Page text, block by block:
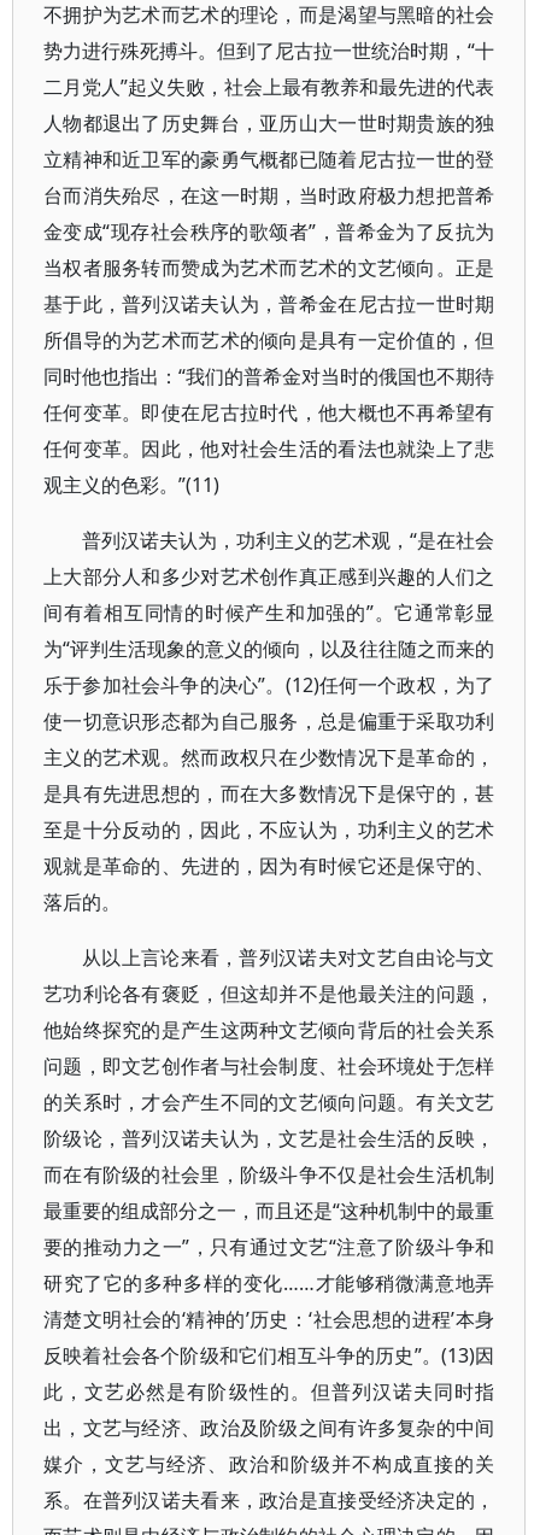
不拥护为艺术而艺术的理论，而是渴望与黑暗的社会
势力进行殊死搏斗。但到了尼古拉一世统治时期，“十
二月党人”起义失败，社会上最有教养和最先进的代表
人物都退出了历史舞台，亚历山大一世时期贵族的独
立精神和近卫军的豪勇气概都已随着尼古拉一世的登
台而消失殆尽，在这一时期，当时政府极力想把普希
金变成“现存社会秩序的歌颂者”，普希金为了反抗为
当权者服务转而赞成为艺术而艺术的文艺倾向。正是
基于此，普列汉诺夫认为，普希金在尼古拉一世时期
所倡导的为艺术而艺术的倾向是具有一定价值的，但
同时他也指出：“我们的普希金对当时的俄国也不期待
任何变革。即使在尼古拉时代，他大概也不再希望有
任何变革。因此，他对社会生活的看法也就染上了悲
观主义的色彩。”(11)
普列汉诺夫认为，功利主义的艺术观，“是在社会
上大部分人和多少对艺术创作真正感到兴趣的人们之
间有着相互同情的时候产生和加强的”。它通常彰显
为“评判生活现象的意义的倾向，以及往往随之而来的
乐于参加社会斗争的决心”。(12)任何一个政权，为了
使一切意识形态都为自己服务，总是偏重于采取功利
主义的艺术观。然而政权只在少数情况下是革命的，
是具有先进思想的，而在大多数情况下是保守的，甚
至是十分反动的，因此，不应认为，功利主义的艺术
观就是革命的、先进的，因为有时候它还是保守的、
落后的。
从以上言论来看，普列汉诺夫对文艺自由论与文
艺功利论各有褒贬，但这却并不是他最关注的问题，
他始终探究的是产生这两种文艺倾向背后的社会关系
问题，即文艺创作者与社会制度、社会环境处于怎样
的关系时，才会产生不同的文艺倾向问题。有关文艺
阶级论，普列汉诺夫认为，文艺是社会生活的反映，
而在有阶级的社会里，阶级斗争不仅是社会生活机制
最重要的组成部分之一，而且还是“这种机制中的最重
要的推动力之一”，只有通过文艺“注意了阶级斗争和
研究了它的多种多样的变化……才能够稍微满意地弄
清楚文明社会的‘精神的’历史：‘社会思想的进程’本身
反映着社会各个阶级和它们相互斗争的历史”。(13)因
此，文艺必然是有阶级性的。但普列汉诺夫同时指
出，文艺与经济、政治及阶级之间有许多复杂的中间
媒介，文艺与经济、政治和阶级并不构成直接的关
系。在普列汉诺夫看来，政治是直接受经济决定的，